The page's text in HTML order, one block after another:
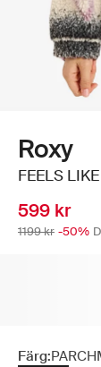
Roxy
FEELS
599 kr
1199 kr -50%
Färg: